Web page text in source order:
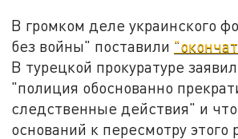
В громком деле украинского
без войны" поставили
В турецкой прокуратуре
"полиция обоснованно
следственные действия" и
оснований к пересмотру этого